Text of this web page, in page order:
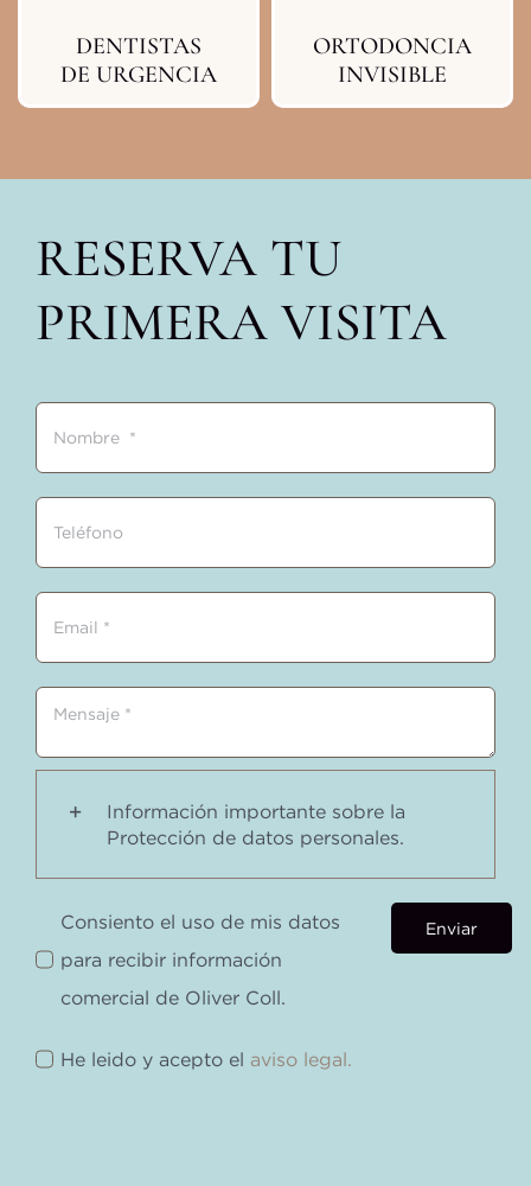
ORTODONCIA
INVISIBLE
DENTISTAS
DE URGENCIA
RESERVA TU
PRIMERA VISITA
Información importante sobre la
Protección de datos personales.
Consiento el uso de mis datos
para recibir información
comercial de Oliver Coll.
He leido y acepto el aviso legal.
Enviar